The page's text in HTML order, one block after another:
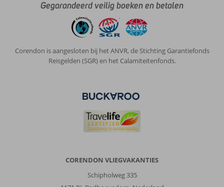
Gegarandeerd veilig boeken en betalen
Corendon is aangesloten bij het ANVR, de Stichting Garantiefonds
Reisgelden (SGR) en het Calamiteitenfonds.
CORENDON VLIEGVAKANTIES
Schipholweg 335